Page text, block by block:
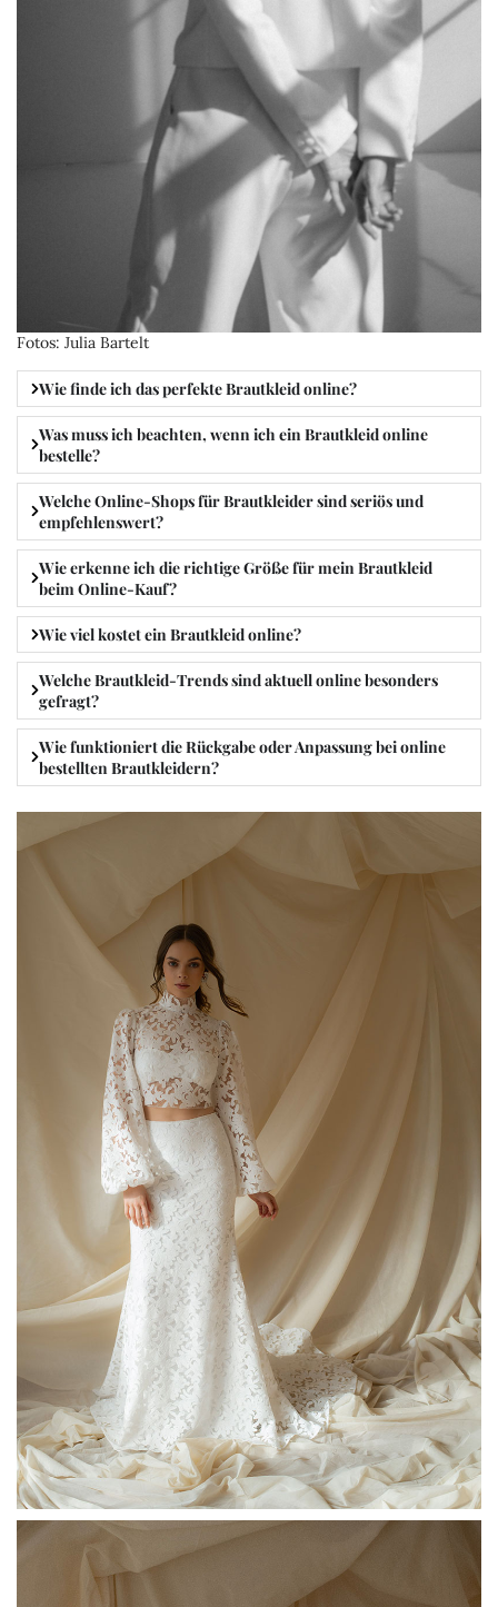
Fotos Julia Bartelt
Wie finde ich das perfekte Brautkleid online?
Was muss ich beachten, wenn ich ein Brautkleid online
bestelle?
Welche Online-Shops für Brautkleider sind seriös und
empfehlenswert?
Wie erkenne ich die richtige Größe für mein Brautkleid
beim Online-Kauf?
Wie viel kostet ein Brautkleid online?
Welche Brautkleid-Trends sind aktuell online besonders
gefragt?
Wie funktioniert die Rückgabe oder Anpassung bei online
bestellten Brautkleidern?